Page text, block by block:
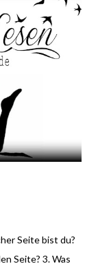
Gemeinsam-
Blog ist erlaubt,
verändert
Seite bist du?
Seite? 3. Was